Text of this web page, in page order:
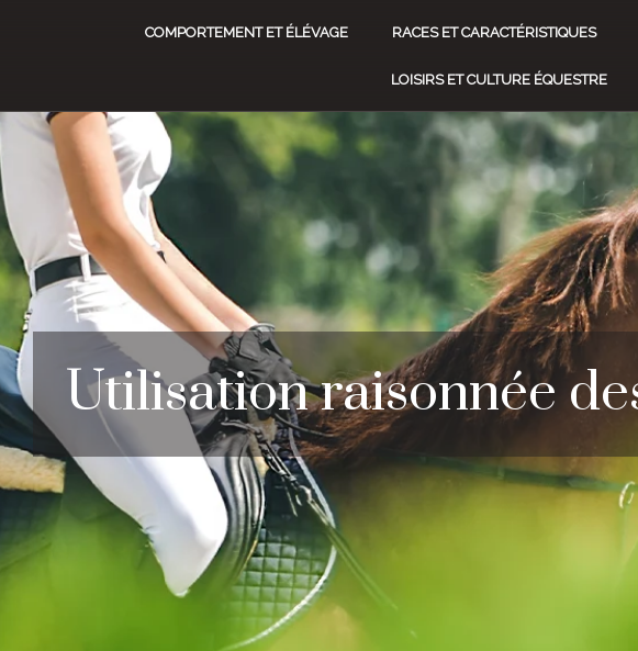
RACES ET CARACTÉRISTIQUES
COMPORTEMENT ET ÉLÉVAGE
LOISIRS ET CULTURE ÉQUESTRE
Utilisation raisonnée